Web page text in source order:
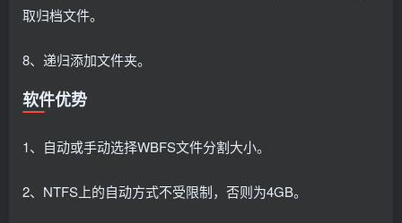
取归档文件。
8、递归添加文件夹。
软件优势
1、自动或手动选择WBFS文件分割大小。
2、NTFS上的自动方式不受限制，否则为4GB。